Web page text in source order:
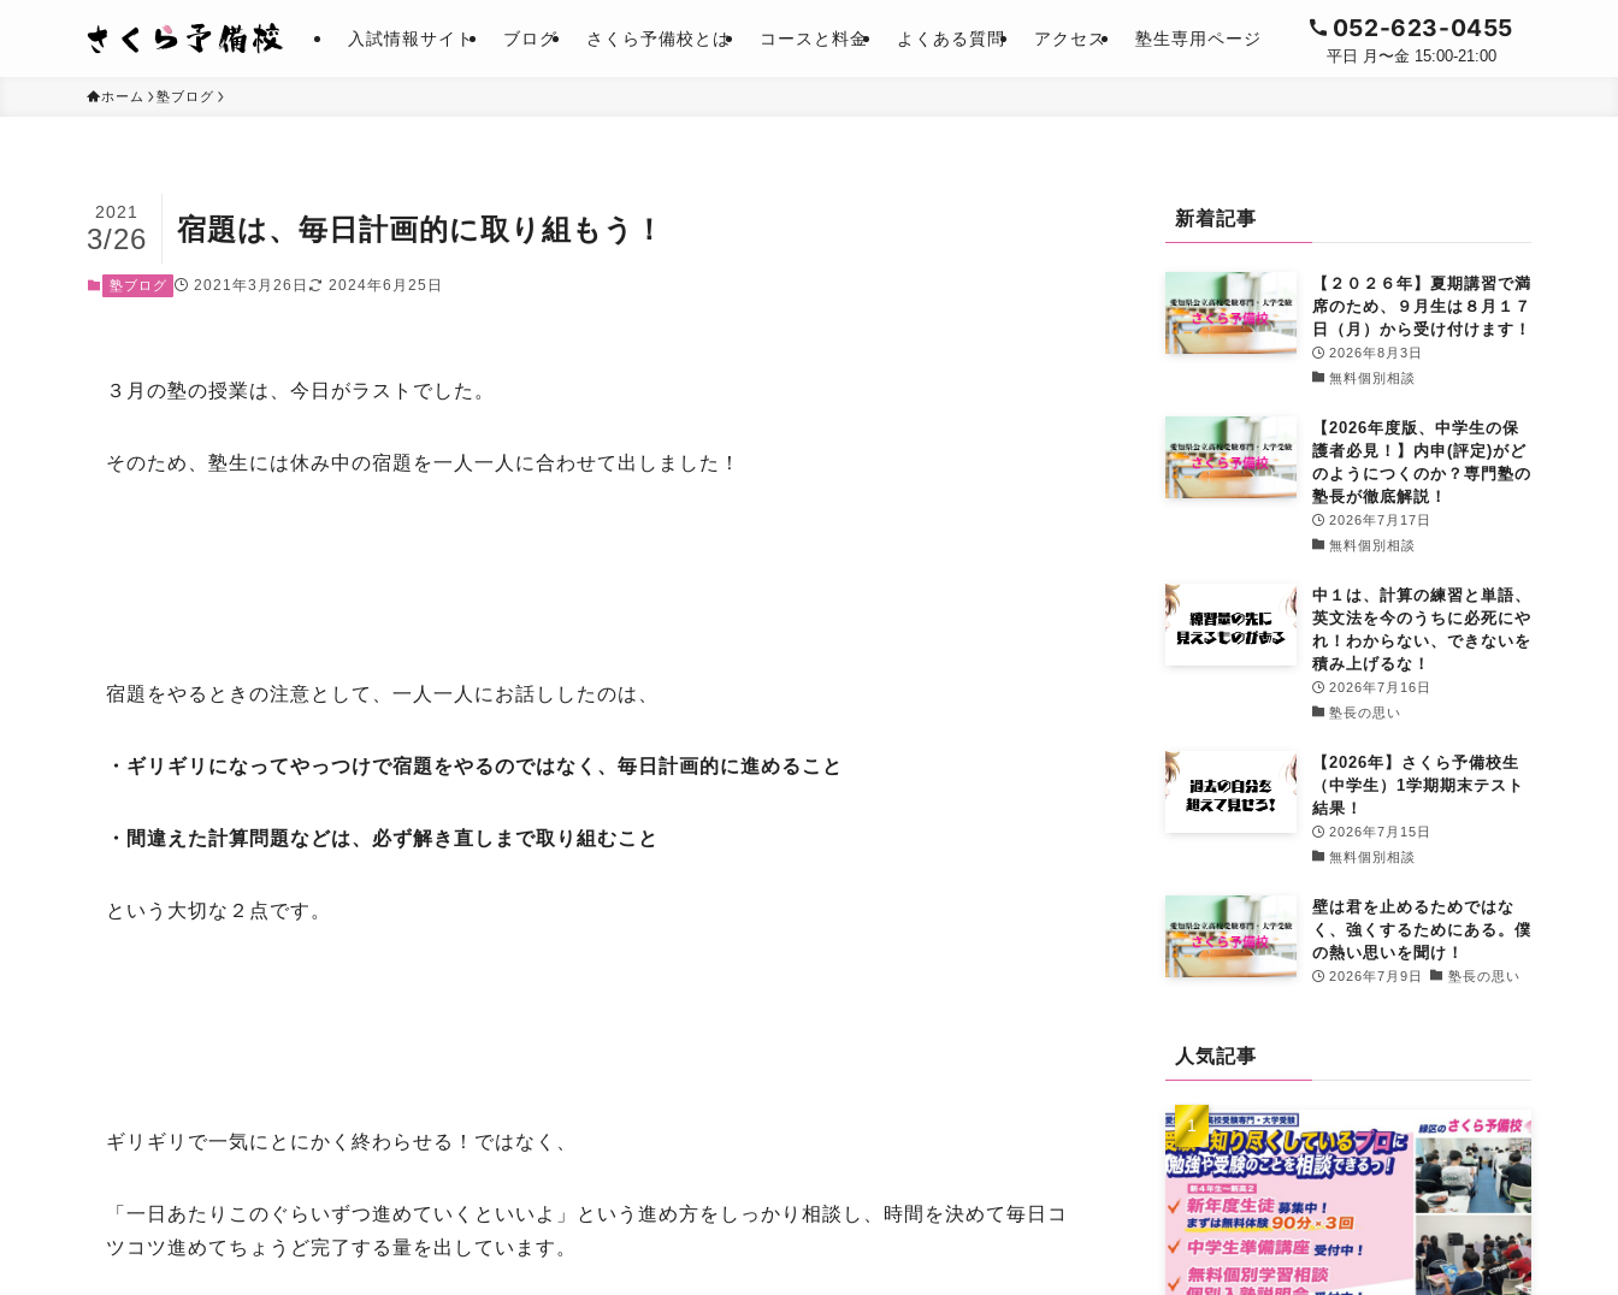
入試情報サイト ブログ さくら予備校とは コースと料金 よくある質問 アクセス 塾生専用ページ 052-623-0455
平日 月〜金 15:00-21:00
ホーム 塾ブログ
宿題は、毎日計画的に取り組もう！
2021
3/26
塾ブログ 2021年3月26日 2024年6月25日
３月の塾の授業は、今日がラストでした。
そのため、塾生には休み中の宿題を一人一人に合わせて出しました！
宿題をやるときの注意として、一人一人にお話ししたのは、
・ギリギリになってやっつけで宿題をやるのではなく、毎日計画的に進めること
・間違えた計算問題などは、必ず解き直しまで取り組むこと
という大切な２点です。
ギリギリで一気にとにかく終わらせる！ではなく、
「一日あたりこのぐらいずつ進めていくといいよ」という進め方をしっかり相談し、時間を決めて毎日コ
ツコツ進めてちょうど完了する量を出しています。
新着記事
【２０２６年】夏期講習で満
席のため、９月生は８月１７
日（月）から受け付けます！
2026年8月3日
無料個別相談
【2026年度版、中学生の保
護者必見！】内申(評定)がど
のようにつくのか？専門塾の
塾長が徹底解説！
2026年7月17日
無料個別相談
中１は、計算の練習と単語、
英文法を今のうちに必死にや
れ！わからない、できないを
積み上げるな！
2026年7月16日
塾長の思い
【2026年】さくら予備校生
（中学生）1学期期末テスト
結果！
2026年7月15日
無料個別相談
壁は君を止めるためではな
く、強くするためにある。僕
の熱い思いを聞け！
2026年7月9日 塾長の思い
人気記事